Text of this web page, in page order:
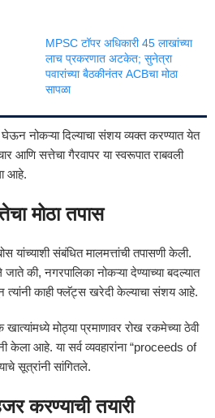
MPSC टॉपर अधिकारी 45 लाखांच्या
लाच प्रकरणात अटकेत; सुनेत्रा
पवारांच्या बैठकीनंतर ACBचा मोठा
सापळा
नोकऱ्या दिल्याचा संशय व्यक्त करण्यात येत
आणि सत्तेचा गैरवापर या स्वरूपात राबवली
आहे.
मोठा तपास
यांच्याशी संबंधित मालमत्तांची तपासणी केली.
की, नगरपालिका नोकऱ्या देण्याच्या बदल्यात
त्यांनी काही फ्लॅट्स खरेदी केल्याचा संशय आहे.
खात्यांमध्ये मोठ्या प्रमाणावर रोख रकमेच्या ठेवी
केला आहे. या सर्व व्यवहारांना “proceeds of
सूत्रांनी सांगितले.
करण्याची तयारी